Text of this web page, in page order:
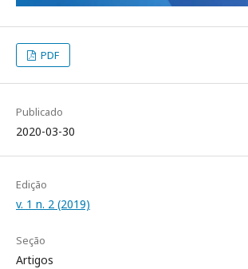
PDF
Publicado
2020-03-30
Edição
v. 1 n. 2 (2019)
Seção
Artigos